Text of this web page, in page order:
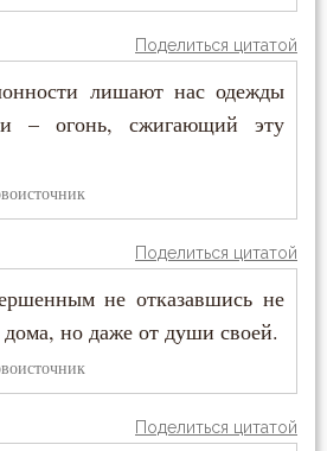
Поделиться цитатой
лишают нас одежды
– огонь, сжигающий эту
Поделиться цитатой
не отказавшись не
дома, но даже от души своей.
Поделиться цитатой